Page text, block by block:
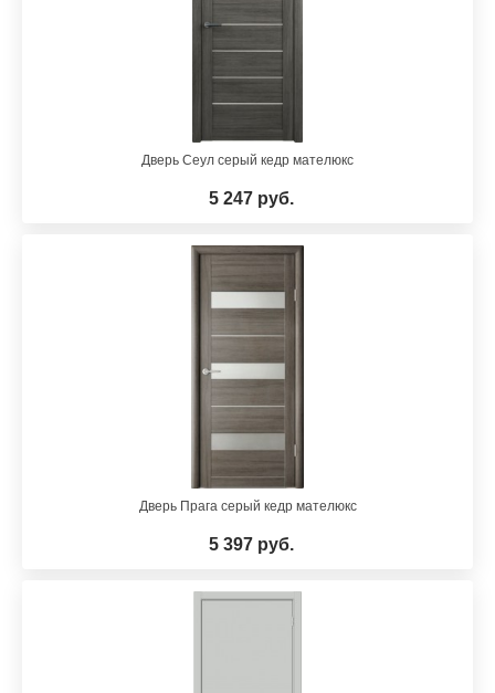
Дверь Сеул серый кедр мателюкс
5 247 руб.
Дверь Прага серый кедр мателюкс
5 397 руб.